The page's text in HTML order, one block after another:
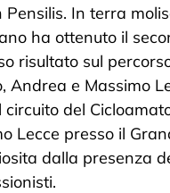
In terra
ha ottenuto il
risultato sul
e Massimo
del
Lecce presso il
dalla presenza